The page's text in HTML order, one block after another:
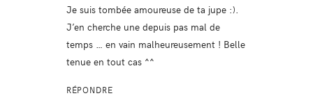
Je suis tombée amoureuse de ta jupe :).
J’en cherche une depuis pas mal de
temps … en vain malheureusement ! Belle
tenue en tout cas ^^
RÉPONDRE